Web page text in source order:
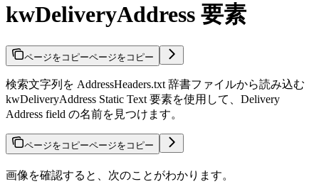
kwDeliveryAddress 要素
ページをコピーページをコピー
検索文字列を AddressHeaders.txt 辞書ファイルから読み込む
kwDeliveryAddress Static Text 要素を使用して、Delivery
Address field の名前を見つけます。
ページをコピーページをコピー
画像を確認すると、次のことがわかります。